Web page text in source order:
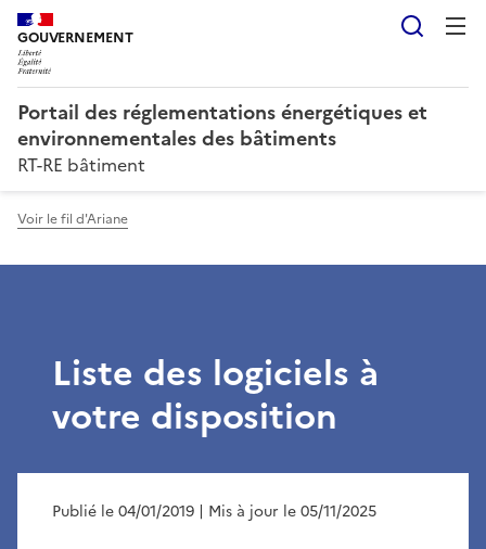
GOUVERNEMENT
Portail des réglementations énergétiques et
environnementales des bâtiments
RT-RE bâtiment
Voir le fil d'Ariane
Liste des logiciels à
votre disposition
Publié le 04/01/2019 | Mis à jour le 05/11/2025